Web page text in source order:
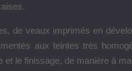
de veaux imprimés en
aux teintes très
le finissage, de manière à